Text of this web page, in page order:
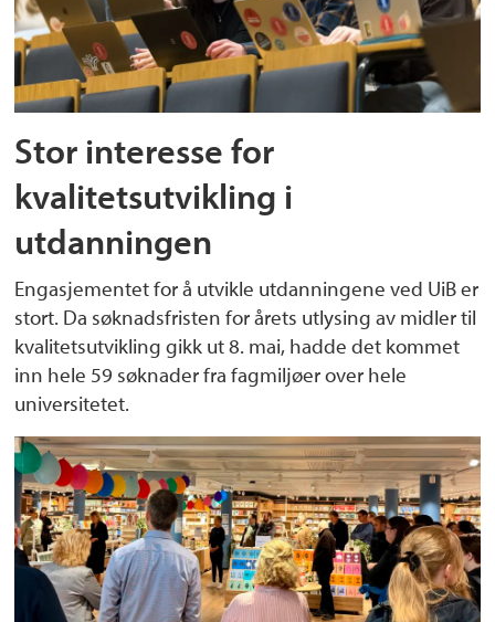
Stor interesse for
kvalitetsutvikling i
utdanningen
Engasjementet for å utvikle utdanningene ved UiB er
stort. Da søknadsfristen for årets utlysing av midler til
kvalitetsutvikling gikk ut 8. mai, hadde det kommet
inn hele 59 søknader fra fagmiljøer over hele
universitetet.